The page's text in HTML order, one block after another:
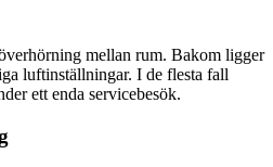
mellan rum. Bakom ligger
luftinställningar. I de flesta fall
ett enda servicebesök.